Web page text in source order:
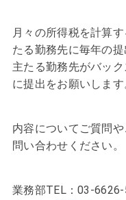
月々の所得税を計算
たる勤務先に毎年の提
主たる勤務先がバッ
に提出をお願いします
内容についてご質問
問い合わせください。
業務部TEL：03-